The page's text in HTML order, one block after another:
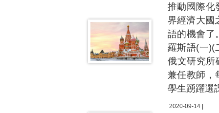
推動國際化
界經濟大國
語的機會了
羅斯語(一)(
俄文研究所
兼任教師，
學生踴躍選
2020-09-14 |